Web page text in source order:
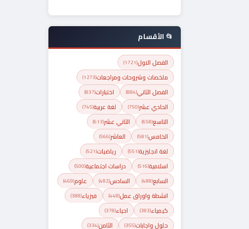
📂 الأقسام
الفصل الاول(1721)
ملخصات وشروحات ومراجعات(1273)
الفصل الثاني(884) اختبارات(837)
الحادي عشر(750) لغة عربية(745)
التاسع(658) الثاني عشر(613)
الخامس(581) العاشر(566)
لغة انجليزية(551) رياضيات(521)
اسلامية(516) دراسات اجتماعية(500)
السابع(488) السادس(482) علوم(469)
انشطة واوراق عمل(448) فيزياء(388)
كيمياء(383) احياء(378)
حلول واجابات(355) الثامن(334)